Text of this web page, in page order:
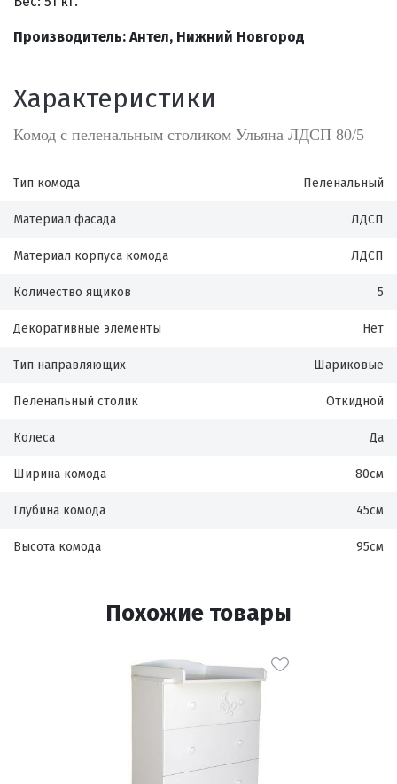
Производитель: Антел, Нижний Новгород
Характеристики
Комод с пеленальным столиком Ульяна ЛДСП 80/5
Тип комода Пеленальный
Материал фасада ЛДСП
Материал корпуса комода ЛДСП
Количество ящиков 5
Декоративные элементы Нет
Тип направляющих Шариковые
Пеленальный столик Откидной
Колеса Да
Ширина комода 80см
Глубина комода 45см
Высота комода 95см
Похожие товары